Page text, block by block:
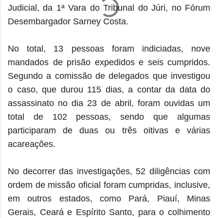
Judicial, da 1ª Vara do Tribunal do Júri, no Fórum
Desembargador Sarney Costa.
No total, 13 pessoas foram indiciadas, nove
mandados de prisão expedidos e seis cumpridos.
Segundo a comissão de delegados que investigou
o caso, que durou 115 dias, a contar da data do
assassinato no dia 23 de abril, foram ouvidas um
total de 102 pessoas, sendo que algumas
participaram de duas ou três oitivas e várias
acareações.
No decorrer das investigações, 52 diligências com
ordem de missão oficial foram cumpridas, inclusive,
em outros estados, como Pará, Piauí, Minas
Gerais, Ceará e Espírito Santo, para o colhimento